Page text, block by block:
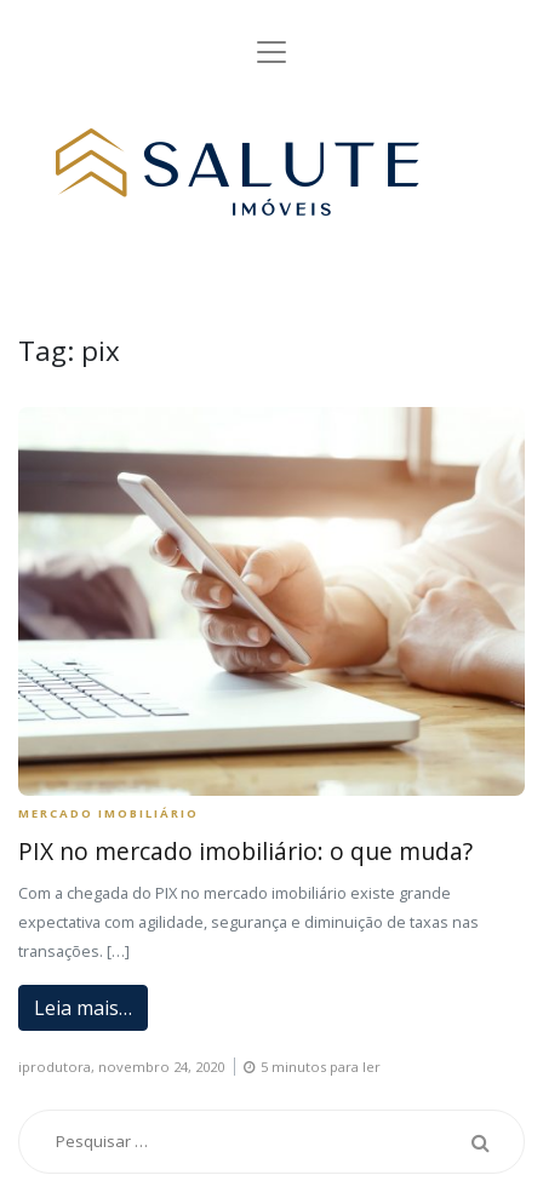
Tag: pix
MERCADO IMOBILIÁRIO
PIX no mercado imobiliário: o que muda?
Com a chegada do PIX no mercado imobiliário existe grande
expectativa com agilidade, segurança e diminuição de taxas nas
transações. […]
Leia mais…
iprodutora, novembro 24, 2020 5 minutos para ler